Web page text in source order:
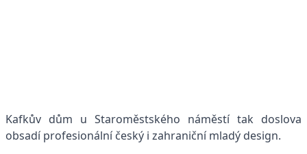
Kafkův dům u Staroměstského náměstí tak doslova
obsadí profesionální český i zahraniční mladý design.